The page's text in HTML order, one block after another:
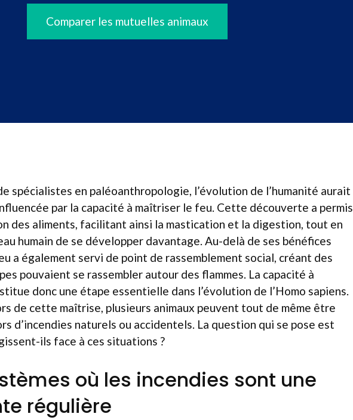
Comparer les mutuelles animaux
spécialistes en paléoanthropologie, l’évolution de l’humanité aurait
par la capacité à maîtriser le feu. Cette découverte a permis
des aliments, facilitant ainsi la mastication et la digestion, tout en
humain de se développer davantage. Au-delà de ses bénéfices
a également servi de point de rassemblement social, créant des
pouvaient se rassembler autour des flammes. La capacité à
donc une étape essentielle dans l’évolution de l’Homo sapiens.
de cette maîtrise, plusieurs animaux peuvent tout de même être
d’incendies naturels ou accidentels. La question qui se pose est
ils face à ces situations ?
où les incendies sont une
régulière